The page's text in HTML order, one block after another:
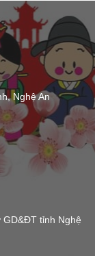
Nghệ An
tỉnh Nghệ